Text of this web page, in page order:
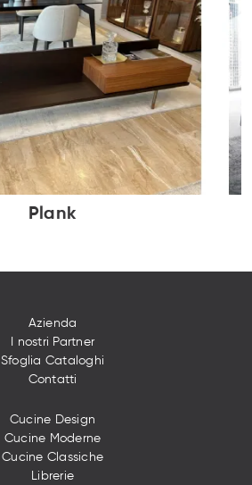
Plank
Azienda
I nostri Partner
Sfoglia Cataloghi
Contatti
Cucine Design
Cucine Moderne
Cucine Classiche
Librerie